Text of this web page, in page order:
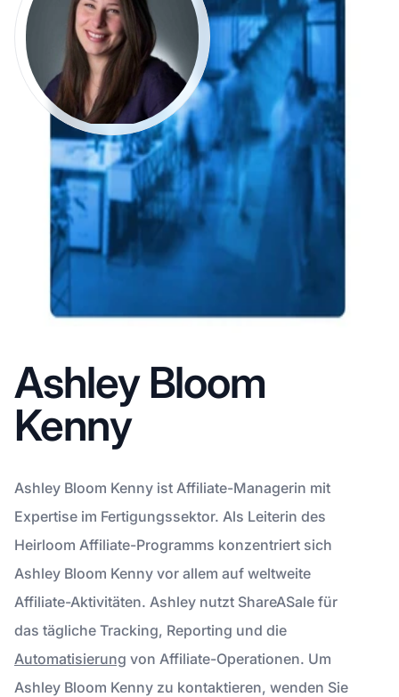
Ashley Bloom
Kenny
Ashley Bloom Kenny ist Affiliate-Managerin mit
Expertise im Fertigungssektor. Als Leiterin des
Heirloom Affiliate-Programms konzentriert sich
Ashley Bloom Kenny vor allem auf weltweite
Affiliate-Aktivitäten. Ashley nutzt ShareASale für
das tägliche Tracking, Reporting und die
Automatisierung von Affiliate-Operationen. Um
Ashley Bloom Kenny zu kontaktieren, wenden Sie